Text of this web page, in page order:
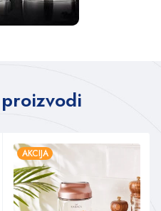
AKCIJA